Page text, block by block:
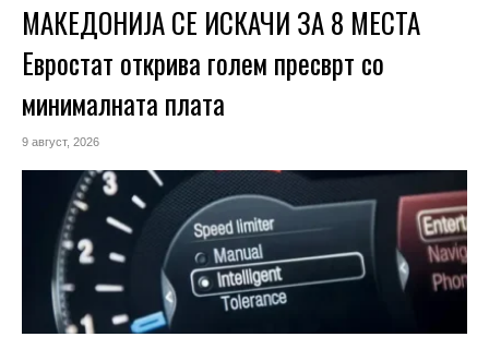
МАКЕДОНИЈА СЕ ИСКАЧИ ЗА 8 МЕСТА
Евростат открива голем пресврт со
минималната плата
9 август, 2026